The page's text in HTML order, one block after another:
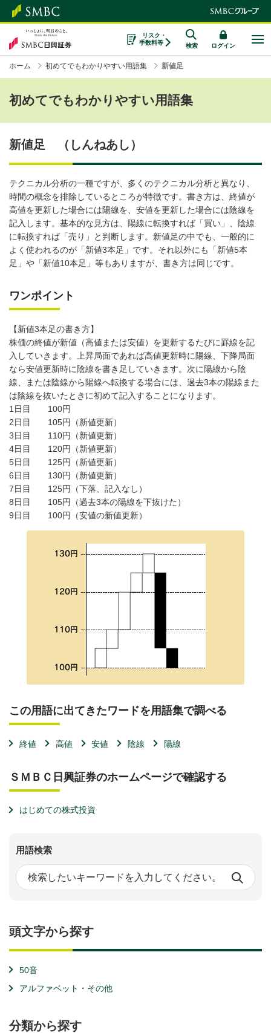
リスク・
手数料等
検索 ログイン
ホーム 初めてでもわかりやすい用語集 新値足
初めてでもわかりやすい用語集
新値足 （しんねあし）
テクニカル分析の一種ですが、多くのテクニカル分析と異なり、
時間の概念を排除しているところが特徴です。書き方は、終値が
高値を更新した場合には陽線を、安値を更新した場合には陰線を
記入します。基本的な見方は、陽線に転換すれば「買い」、陰線
に転換すれば「売り」と判断します。新値足の中でも、一般的に
よく使われるのが「新値3本足」です。それ以外にも「新値5本
足」や「新値10本足」等もありますが、書き方は同じです。
ワンポイント
【新値3本足の書き方】
株価の終値が新値（高値または安値）を更新するたびに罫線を記
入していきます。上昇局面であれば高値更新時に陽線、下降局面
なら安値更新時に陰線を書き足していきます。次に陽線から陰
線、または陰線から陽線へ転換する場合には、過去3本の陽線また
は陰線を抜いたときに初めて記入することになります。
1日目 100円
2日目 105円（新値更新）
3日目 110円（新値更新）
4日目 120円（新値更新）
5日目 125円（新値更新）
6日目 130円（新値更新）
7日目 125円（下落、記入なし）
8日目 105円（過去3本の陽線を下抜けた）
9日目 100円（安値の新値更新）
この用語に出てきたワードを用語集で調べる
終値 高値 安値 陰線 陽線
ＳＭＢＣ日興証券のホームページで確認する
はじめての株式投資
用語検索
頭文字から探す
50音
アルファベット・その他
分類から探す